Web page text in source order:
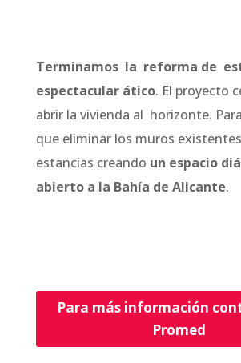
Terminamos la reforma de
espectacular ático. El proyecto
abrir la vivienda al horizonte.
que eliminar los muros
estancias creando un espacio
abierto a la Bahía de Alicante.
Para más información
Promed